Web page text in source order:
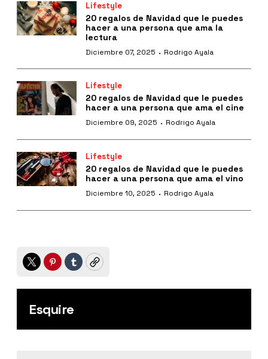
Lifestyle
20 regalos de Navidad que le puedes
hacer a una persona que ama la
lectura
Diciembre 07, 2025 · Rodrigo Ayala
Lifestyle
20 regalos de Navidad que le puedes
hacer a una persona que ama el cine
Diciembre 09, 2025 · Rodrigo Ayala
Lifestyle
20 regalos de Navidad que le puedes
hacer a una persona que ama el vino
Diciembre 10, 2025 · Rodrigo Ayala
TwitterPinterest
TumblrCopy
Esquire